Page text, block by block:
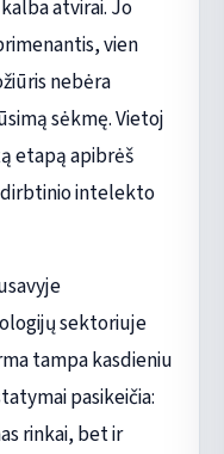
atvirai. Jo
vien
nebėra
sėkmę. Vietoj
etapą apibrėš
dirbtinio intelekto
sektoriuje
tampa kasdieniu
pasikeičia:
rinkai, bet ir